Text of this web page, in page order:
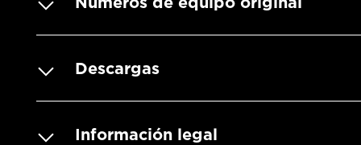
Descargas
Información legal